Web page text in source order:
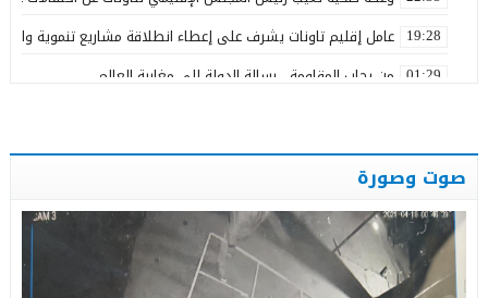
19:28 عامل إقليم تاونات يشرف على إعطاء انطلاقة مشاريع تنموية
01:29 من رحاب المقاومة.. رسالة الدولة إلى مغاربة العالم
11:49 كلية العلوم ظهر المهراز بفاس تحتفي بتخرج طلبة ماستر M2A
12:07 رسمياً.. الأصالة والمعاصرة يزكي عبد اللطيف الفويقر مرشحاً
11:26 الاستحقاقات المقبلة بتاونات… هل يكون بلال الربان أحد أبرز
11:04 منتجع أسفالو بتاونات.. وجهة طبيعية تستقطب الزوار وتنتظر
صوت وصورة